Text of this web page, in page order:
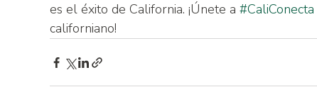
es el éxito de California. ¡Únete a #CaliConecta
californiano!